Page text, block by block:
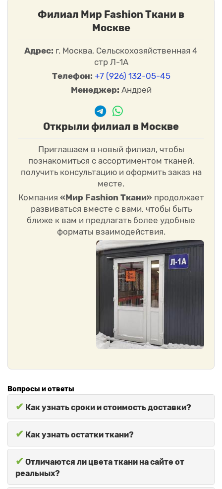
Филиал Мир Fashion Ткани в
Москве
Адрес: г. Москва, Сельскохозяйственная 4
стр Л-1А
Телефон: +7 (926) 132-05-45
Менеджер: Андрей
Открыли филиал в Москве
Приглашаем в новый филиал, чтобы
познакомиться с ассортиментом тканей,
получить консультацию и оформить заказ на
месте.
Компания «Мир Fashion Ткани» продолжает
развиваться вместе с вами, чтобы быть
ближе к вам и предлагать более удобные
форматы взаимодействия.
Вопросы и ответы
✔ Как узнать сроки и стоимость доставки?
✔ Как узнать остатки ткани?
✔ Отличаются ли цвета ткани на сайте от
реальных?